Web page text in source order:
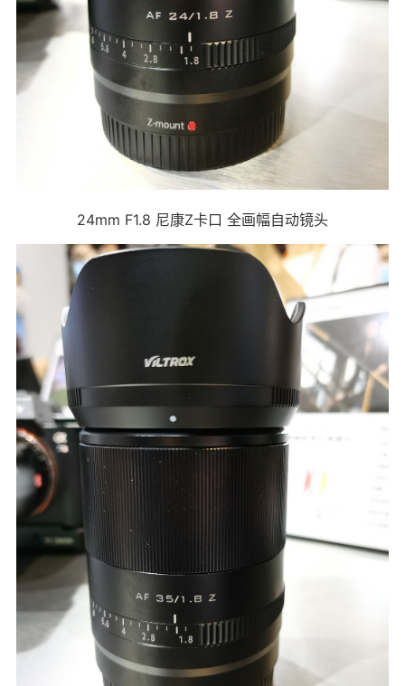
24mm F1.8 尼康Z卡口 全画幅自动镜头